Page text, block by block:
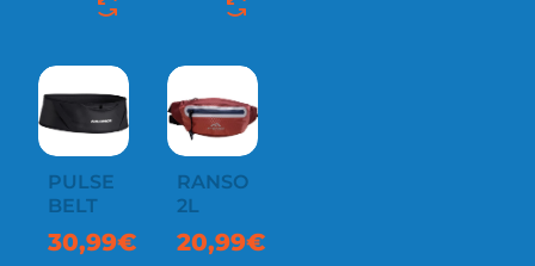
PULSE
BELT
30,99€
RANSOM
2L
20,99€